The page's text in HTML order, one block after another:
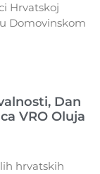
Hrvatskoj
Domovinskom
Dan
VRO Oluja
hrvatskih